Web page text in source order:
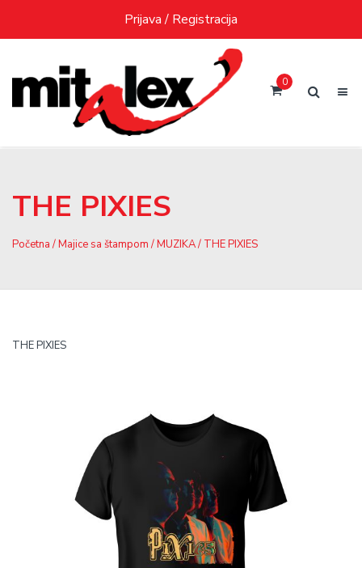
content
Prijava / Registracija
0
THE PIXIES
Početna /Majice sa štampom /MUZIKA/ THE PIXIES
THE PIXIES